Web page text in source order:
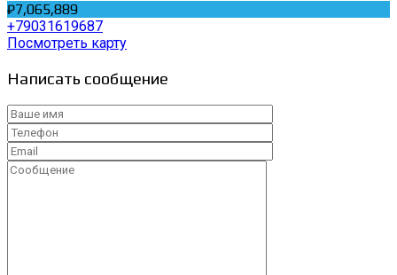
₽7,065,889
+79031619687
Посмотреть карту
Написать сообщение